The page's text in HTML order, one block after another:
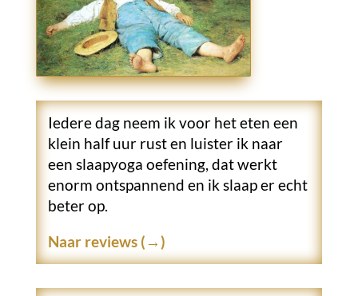
Iedere dag neem ik voor het eten een
klein half uur rust en luister ik naar
een slaapyoga oefening, dat werkt
enorm ontspannend en ik slaap er echt
beter op.
Naar reviews (→)